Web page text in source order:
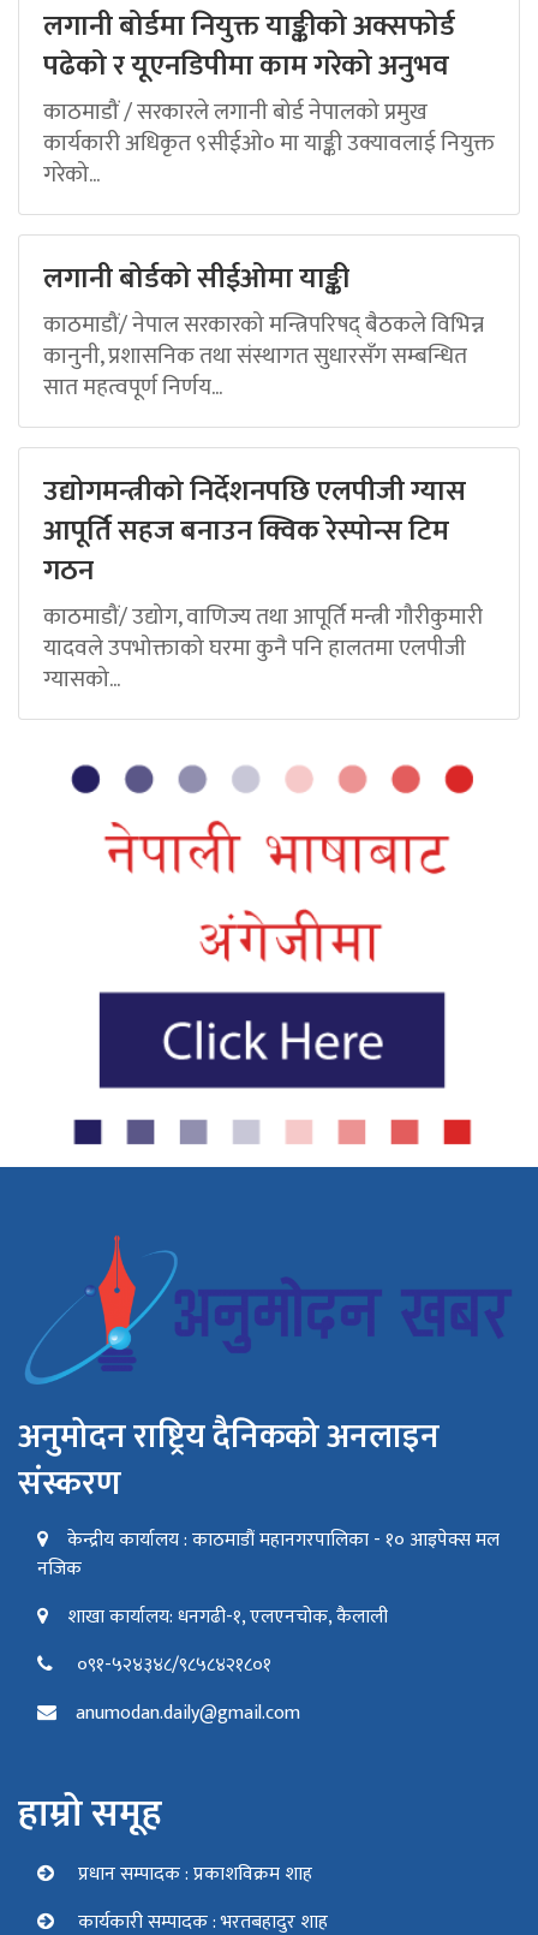
लगानी बोर्डमा नियुक्त याङ्कीको अक्सफोर्ड
पढेको र यूएनडिपीमा काम गरेको अनुभव
काठमाडौं / सरकारले लगानी बोर्ड नेपालको प्रमुख
कार्यकारी अधिकृत ९सीईओ० मा याङ्की उक्यावलाई नियुक्त
गरेको...
लगानी बोर्डको सीईओमा याङ्की
काठमाडौं/ नेपाल सरकारको मन्त्रिपरिषद् बैठकले विभिन्न
कानुनी, प्रशासनिक तथा संस्थागत सुधारसँग सम्बन्धित
सात महत्वपूर्ण निर्णय...
उद्योगमन्त्रीको निर्देशनपछि एलपीजी ग्यास
आपूर्ति सहज बनाउन क्विक रेस्पोन्स टिम
गठन
काठमाडौं/ उद्योग, वाणिज्य तथा आपूर्ति मन्त्री गौरीकुमारी
यादवले उपभोक्ताको घरमा कुनै पनि हालतमा एलपीजी
ग्यासको...
अनुमोदन राष्ट्रिय दैनिकको अनलाइन
संस्करण
केन्द्रीय कार्यालय : काठमाडौं महानगरपालिका - १० आइपेक्स मल
नजिक
शाखा कार्यालय: धनगढी-१, एलएनचोक, कैलाली
०९१-५२४३४८/९८५८४२१८०१
anumodan.daily@gmail.com
हाम्रो समूह
प्रधान सम्पादक : प्रकाशविक्रम शाह
कार्यकारी सम्पादक : भरतबहादुर शाह